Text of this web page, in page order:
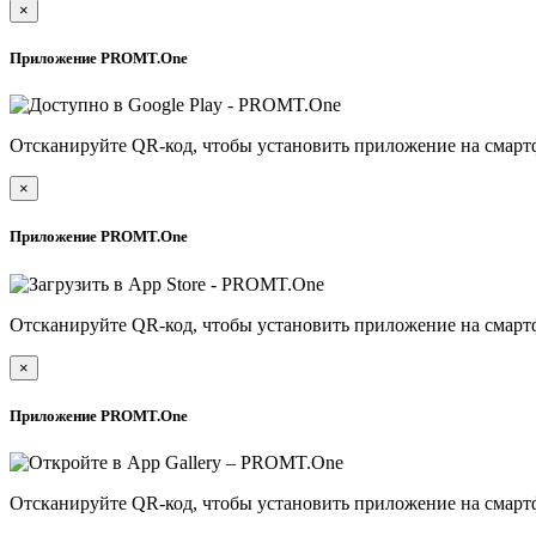
×
Приложение PROMT.One
Отсканируйте QR-код, чтобы установить приложение на
×
Приложение PROMT.One
Отсканируйте QR-код, чтобы установить приложение на
×
Приложение PROMT.One
Отсканируйте QR-код, чтобы установить приложение на